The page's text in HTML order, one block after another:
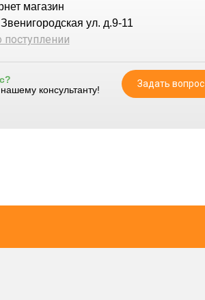
магазин
ул. д.9-11
консультанту!
Задать вопрос